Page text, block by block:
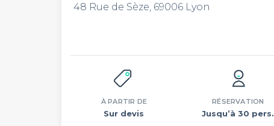
48 Rue de Sèze, 69006 Lyon
À PARTIR DE
Sur devis
RÉSERVATION
Jusqu’à 30 pers.